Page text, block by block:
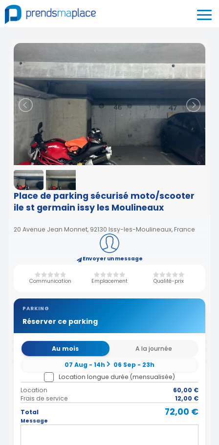
Place de parking sécurisé moto/scooter
ile st germain issy les Moulineaux
20 Avenue Jean Monnet, 92130 Issy-les-Moulineaux, France
Envoyer un message
Communication Emplacement Qualité-prix
PARKING
Réserver ce parking
Au mois
A la journée
07 Aug - 14h
06 Sep - 23h
Location longue durée (mensualisée)
Location
60,00 €
Frais de service
12,00 €
Total
72,00 €
Message